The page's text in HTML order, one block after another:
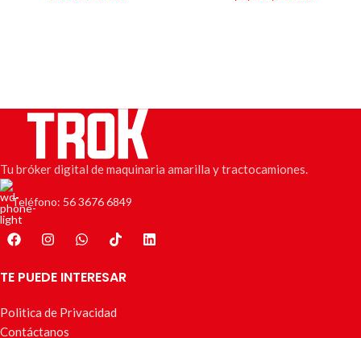
Tu bróker digital de maquinaria amarilla y tractocamiones.
Teléfono: 56 3676 6849
TE PUEDE INTERESAR
Politica de Privacidad
Contáctanos